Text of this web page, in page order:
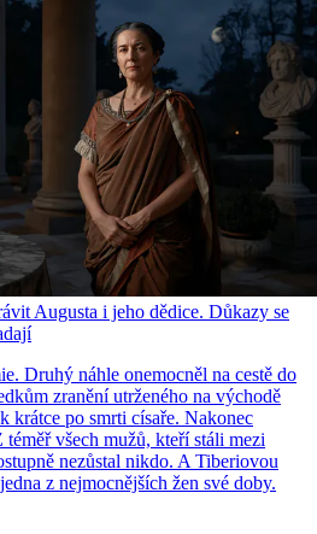
Augusta i jeho dědice. Důkazy se
Druhý náhle onemocněl na cestě do
zranění utrženého na východě
krátce po smrti císaře. Nakonec
všech mužů, kteří stáli mezi
nezůstal nikdo. A Tiberiovou
z nejmocnějších žen své doby.